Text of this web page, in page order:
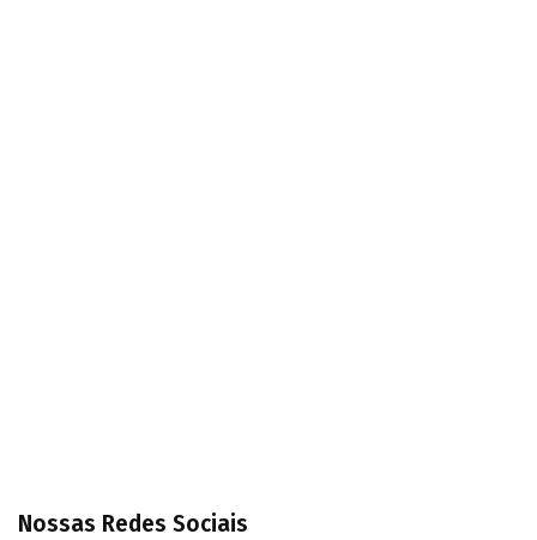
Nossas Redes Sociais